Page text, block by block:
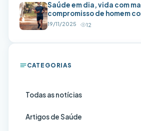
Saúde em dia, vida com
compromisso de homem
19/11/2025 12
CATEGORIAS
Todas as notícias
Artigos de Saúde